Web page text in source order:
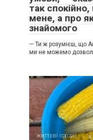
так
мене, а про
знайомого
— Ти ж розумієш, що
ми не можемо
життєві історії